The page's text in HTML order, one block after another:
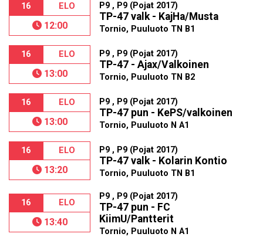
16 ELO
12:00
P9 , P9 (Pojat 2017)
TP-47 valk - KajHa/Musta
Tornio, Puuluoto TN B1
16 ELO
13:00
P9 , P9 (Pojat 2017)
TP-47 - Ajax/Valkoinen
Tornio, Puuluoto TN B2
16 ELO
13:00
P9 , P9 (Pojat 2017)
TP-47 pun - KePS/valkoinen
Tornio, Puuluoto N A1
16 ELO
13:20
P9 , P9 (Pojat 2017)
TP-47 valk - Kolarin Kontio
Tornio, Puuluoto TN B1
16 ELO
13:40
P9 , P9 (Pojat 2017)
TP-47 pun - FC
KiimU/Pantterit
Tornio, Puuluoto N A1